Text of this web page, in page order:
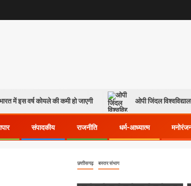
में इस वर्ष कोयले की कमी हो जाएगी ओपी जिंदल
संपादकीय राजनीति धर्म-आध्यात्म
छत्तीसगढ़ बस्तर संभाग